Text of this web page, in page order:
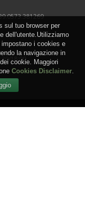
18:00
sul tuo browser per
dell'utente.Utilizziamo
i cookies e
la navigazione in
cookie. Maggiori
Cookies Disclaimer.